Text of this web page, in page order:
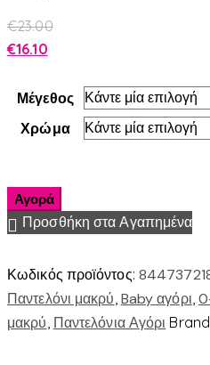
€23.00
€16.10
Μέγεθος
Χρώμα
Αγορά
Προσθήκη στα Αγαπημένα
Κωδικός προϊόντος:
Παντελόνι μακρύ, Baby αγόρι,
μακρύ, Παντελόνια Αγόρι